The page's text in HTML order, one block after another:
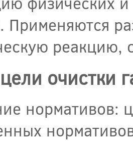
Применяются
реакцию,
очистки
нормативов: